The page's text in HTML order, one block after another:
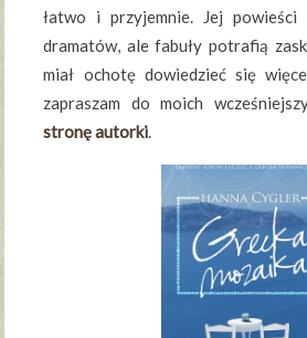
łatwo i przyjemnie. Jej
dramatów, ale fabuły potrafią
miał ochotę dowiedzieć się
zapraszam do moich
stronę autorki.